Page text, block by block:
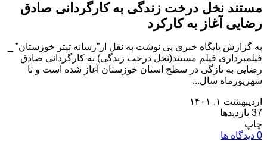
مستند نخل درخت زندگی به کارگردانی صادق
رضایی آغاز به کارکرد
به گزارش پایگاه خبری پی نوشت به نقل از”رسانه تیتر خوزستان” _
فیلمبرداری فیلم مستند(نخل درخت زندگی) به کارگردانی صادق
رضایی به تازگی در سطح استان خوزستان آغاز شده است و تا
شهریورماه سال...
اردیبهشت ۱, ۱۴۰۱
37 بازدیدها
چاپ
0 دیدگاه ها